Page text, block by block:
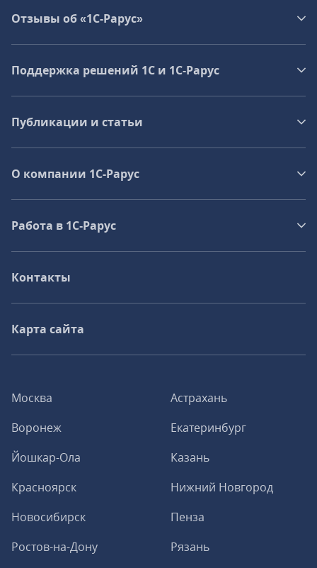
Москва
Астрахань
Воронеж
Екатеринбург
Йошкар-Ола
Казань
Красноярск
Нижний Новгород
Новосибирск
Пенза
Ростов-на-Дону
Рязань
Отзывы об «1С-Рарус»
Поддержка решений 1С и 1С‑Рарус
Публикации и статьи
О компании 1C-Рарус
Работа в 1С‑Рарус
Контакты
Карта сайта